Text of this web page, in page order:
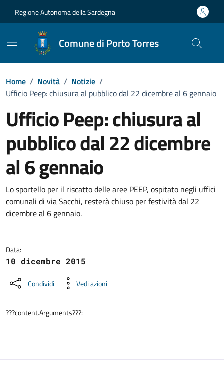
Regione Autonoma della Sardegna
Comune di Porto Torres
Home / Novità / Notizie /
Ufficio Peep: chiusura al pubblico dal 22 dicembre al 6 gennaio
Ufficio Peep: chiusura al
pubblico dal 22 dicembre
al 6 gennaio
Dettagli della notizia
Lo sportello per il riscatto delle aree PEEP, ospitato negli uffici
comunali di via Sacchi, resterà chiuso per festività dal 22
dicembre al 6 gennaio.
Data:
10 dicembre 2015
Condividi Vedi azioni
???content.Arguments???: